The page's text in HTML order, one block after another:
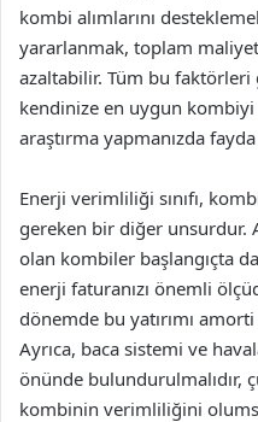
kombi alımlarını
yararlanmak, toplam
azaltabilir. Tüm bu
kendinize en uygun
araştırma yapmanızda fayda
Enerji verimliliği sınıfı,
gereken bir diğer unsurdur.
olan kombiler başlangıçta
enerji faturanızı önemli
dönemde bu yatırımı
Ayrıca, baca sistemi ve
önünde bulundurulmalıdır,
kombinin verimliliğini